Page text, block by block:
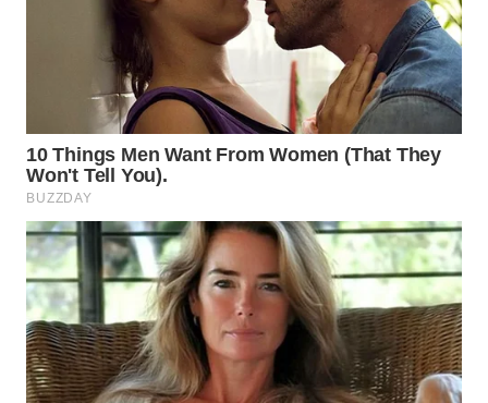
KARAWANG
WN
BOGOR
WN
DEPOK
WN
TAPANULI
UTARA